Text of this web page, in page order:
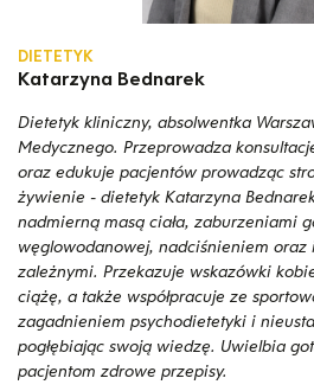
DIETETYK
Katarzyna Bednarek
Dietetyk kliniczny, absolwentka
Medycznego. Przeprowadza
oraz edukuje pacjentów prowadząc
żywienie - dietetyk Katarzyna
nadmierną masą ciała, zaburzeniami
węglowodanowej, nadciśnieniem
zależnymi. Przekazuje wskazówki
ciążę, a także współpracuje ze
zagadnieniem psychodietetyki i
pogłębiając swoją wiedzę. Uwielbia
pacjentom zdrowe przepisy.